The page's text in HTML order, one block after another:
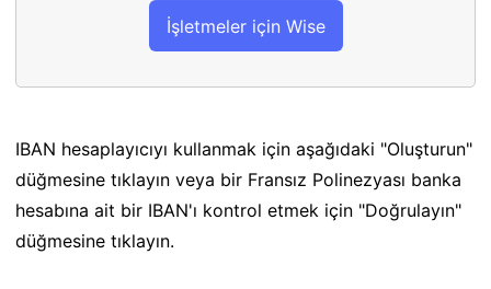
İşletmeler için Wise
IBAN hesaplayıcıyı kullanmak için aşağıdaki "Oluşturun"
düğmesine tıklayın veya bir Fransız Polinezyası banka
hesabına ait bir IBAN'ı kontrol etmek için "Doğrulayın"
düğmesine tıklayın.